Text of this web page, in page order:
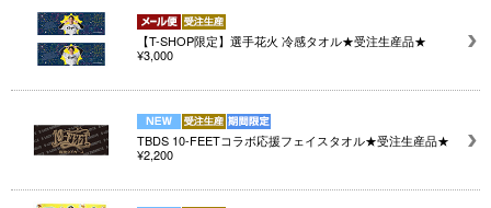
【T-SHOP限定】選手花火 冷感タオル★受注生産品★
¥3,000
TBDS 10-FEETコラボ応援フェイスタオル★受注生産品★
¥2,200